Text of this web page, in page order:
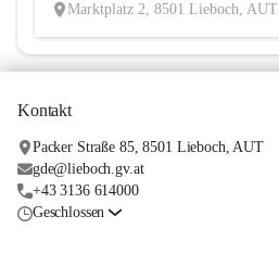
Marktplatz 2, 8501 Lieboch, AUT
Kontakt
Packer Straße 85, 8501 Lieboch, AUT
gde@lieboch.gv.at
+43 3136 614000
Geschlossen